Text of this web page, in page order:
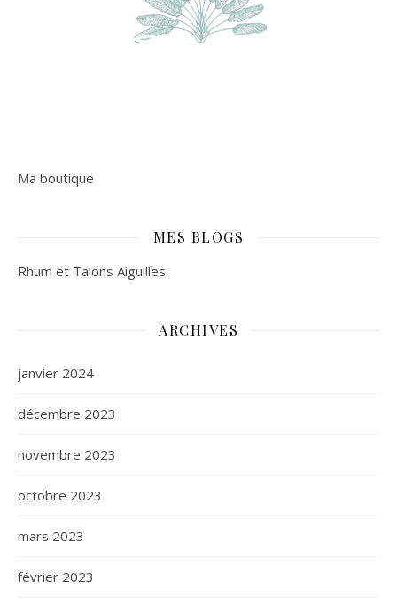
Ma boutique
MES BLOGS
Rhum et Talons Aiguilles
ARCHIVES
janvier 2024
décembre 2023
novembre 2023
octobre 2023
mars 2023
février 2023